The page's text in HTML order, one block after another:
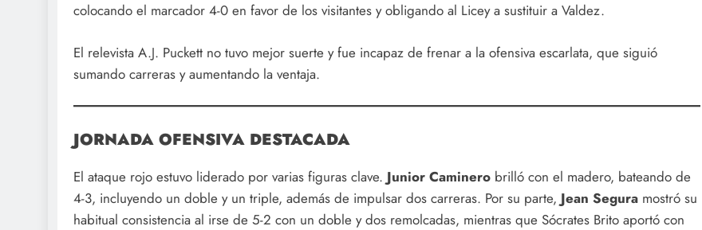
colocando el marcador 4-0 en favor de los visitantes y obligando al Licey a sustituir a Valdez.
El relevista A.J. Puckett no tuvo mejor suerte y fue incapaz de frenar a la ofensiva escarlata, que siguió
sumando carreras y aumentando la ventaja.
JORNADA OFENSIVA DESTACADA
El ataque rojo estuvo liderado por varias figuras clave. Junior Caminero brilló con el madero, bateando de
4-3, incluyendo un doble y un triple, además de impulsar dos carreras. Por su parte, Jean Segura mostró su
habitual consistencia al irse de 5-2 con un doble y dos remolcadas, mientras que Sócrates Brito aportó con